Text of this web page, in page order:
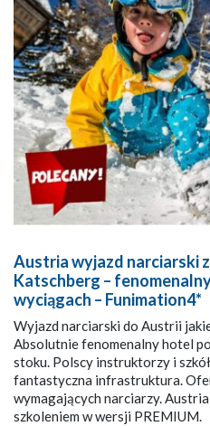
Austria wyjazd narciarski
Katschberg –
wyciągach – Funimation4*
Wyjazd narciarski do Austrii
Absolutnie fenomenalny hotel
stoku. Polscy instruktorzy i
fantastyczna infrastruktura.
wymagających narciarzy.
szkoleniem w wersji